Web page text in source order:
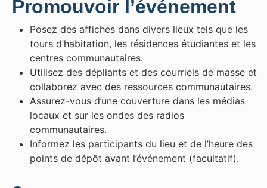
Promouvoir l’événement
Posez des affiches dans divers lieux tels que les
tours d’habitation, les résidences étudiantes et les
centres communautaires.
Utilisez des dépliants et des courriels de masse et
collaborez avec des ressources communautaires.
Assurez-vous d’une couverture dans les médias
locaux et sur les ondes des radios
communautaires.
Informez les participants du lieu et de l’heure des
points de dépôt avant l’événement (facultatif).